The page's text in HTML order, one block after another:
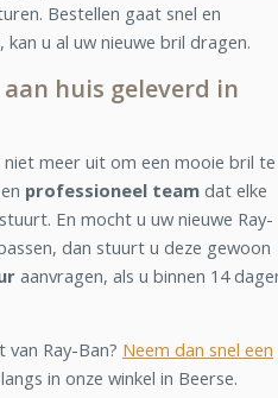
Bestellen gaat snel en
u al uw nieuwe bril dragen.
huis geleverd in
meer uit om een mooie bril te
professioneel team dat elke
En mocht u uw nieuwe Ray-
dan stuurt u deze gewoon
aanvragen, als u binnen 14
Ray-Ban? Neem dan snel een
in onze winkel in Beerse.